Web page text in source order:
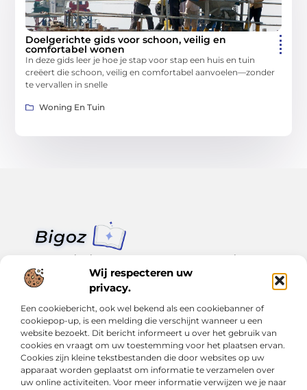
Wij respecteren uw
privacy.
Een cookiebericht, ook wel bekend als een cookiebanner of
cookiepop-up, is een melding die verschijnt wanneer u een
website bezoekt. Dit bericht informeert u over het gebruik van
cookies en vraagt om uw toestemming voor het plaatsen ervan.
Cookies zijn kleine tekstbestanden die door websites op uw
apparaat worden geplaatst om informatie te verzamelen over
uw online activiteiten. Voor meer informatie verwijzen we je naar
Doelgerichte gids voor schoon, veilig en
comfortabel wonen
In deze gids leer je hoe je stap voor stap een huis en tuin
creëert die schoon, veilig en comfortabel aanvoelen—zonder
te vervallen in snelle
Woning En Tuin
Van klein nieuws tot grote trends – alles op Bigoz.nl.
Lees inspirerende blogs en artikelen over het dagelijks leven,
actualiteit en meer.
Bericht categorie
Onze informatie